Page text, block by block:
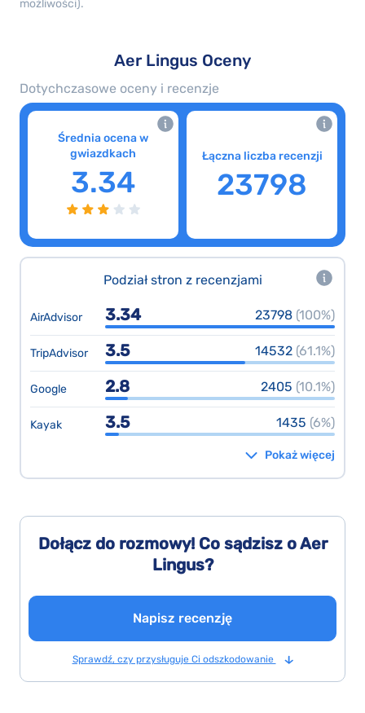
możliwości).
Aer Lingus Oceny
Dotychczasowe oceny i recenzje
Średnia ocena w
gwiazdkach
3.34
Łączna liczba recenzji
23798
Podział stron z recenzjami
AirAdvisor 3.34 23798 (100%)
TripAdvisor 3.5 14532 (61.1%)
Google 2.8 2405 (10.1%)
Kayak 3.5 1435 (6%)
Pokaż więcej
Dołącz do rozmowy! Co sądzisz o Aer
Lingus?
Napisz recenzję
Sprawdź, czy przysługuje Ci odszkodowanie